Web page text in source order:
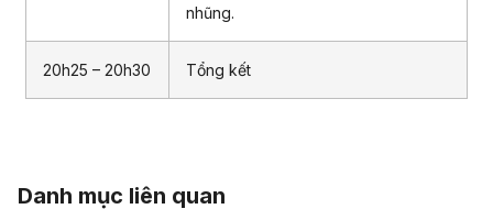
nhũng.
20h25 – 20h30 Tổng kết
Danh mục liên quan